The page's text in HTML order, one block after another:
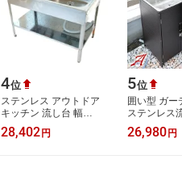
4位
ステンレス アウトドア
キッチン 流し台 幅
1000mm 奥行550mm ガ
ーデンシンク SK-1000
28,402 円
5位
囲い型 ガー
ステンレス
用 幅61cm
き 簡易シン
26,980 円